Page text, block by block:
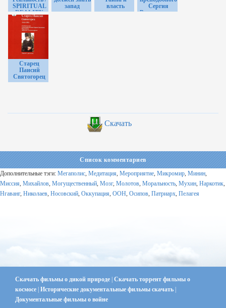
SPIRITUAL
REALITY
запад
власть
Сергия
Радонежского
Старец
Паисий
Святогорец
Скачать
Список комментариев
Дополнительные тэги: Мегаполис, Медитация, Мероприятие, Микромир, Минин,
Миссия, Михайлов, Могущественный, Мозг, Молотов, Моральность, Мухин, Наркотик,
Нгаванг, Николаев, Носовский, Оккупация, ООН, Осипов, Патриарх, Пелагея
Скачать фильмы о дикой природе Скачать торрент фильмы о
космосе Исторические документальные фильмы скачать
Документальные фильмы о войне